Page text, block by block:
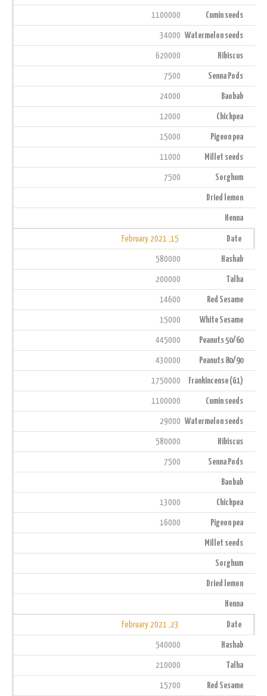
Cumin seeds
1100000
Watermelon seeds
34000
Hibiscus
620000
Senna Pods
7500
Baobab
24000
Chickpea
12000
Pigeon pea
15000
Millet seeds
11000
Sorghum
7500
Dried lemon
Henna
Date
15, February 2021
Hashab
580000
Talha
200000
Red Sesame
14600
White Sesame
15000
Peanuts 50/60
445000
Peanuts 80/90
430000
Frankincense (G1)
1750000
Cumin seeds
1100000
Watermelon seeds
29000
Hibiscus
580000
Senna Pods
7500
Baobab
Chickpea
13000
Pigeon pea
16000
Millet seeds
Sorghum
Dried lemon
Henna
Date
23, February 2021
Hashab
540000
Talha
210000
Red Sesame
15700